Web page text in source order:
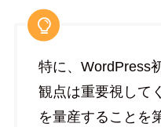
特に、WordPress
観点は重要視して
を量産することを